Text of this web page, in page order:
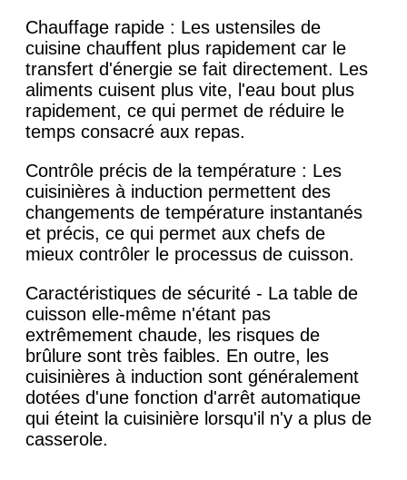
Chauffage rapide : Les ustensiles de
cuisine chauffent plus rapidement car le
transfert d'énergie se fait directement. Les
aliments cuisent plus vite, l'eau bout plus
rapidement, ce qui permet de réduire le
temps consacré aux repas.
Contrôle précis de la température : Les
cuisinières à induction permettent des
changements de température instantanés
et précis, ce qui permet aux chefs de
mieux contrôler le processus de cuisson.
Caractéristiques de sécurité - La table de
cuisson elle-même n'étant pas
extrêmement chaude, les risques de
brûlure sont très faibles. En outre, les
cuisinières à induction sont généralement
dotées d'une fonction d'arrêt automatique
qui éteint la cuisinière lorsqu'il n'y a plus de
casserole.